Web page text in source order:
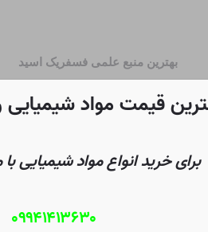
بهترین منبع علمی فسفریک اسید
قیمت مواد شیمیایی
برای خرید انواع مواد شیمیایی
۰۹۹۴۱۴۱۳۶۳۰